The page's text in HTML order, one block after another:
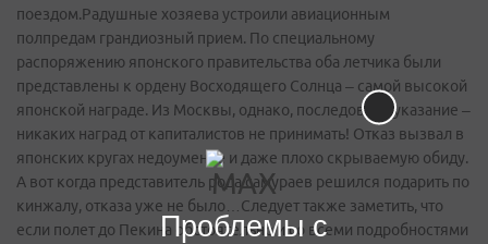
поездом.Радушные хозяева устроили авиационным
полпредам грандиозный прием. По специальному
распоряжению японского правительства оба летчика были
представлены к ордену Восходящего Солнца – самой высокой
японской награде. Из Москвы, однако, последовало указание –
никаких наград от капиталистов не принимать! Отказ вызвал в
японских кругах недоумение и даже плохо скрываемую обиду.
А вот когда представитель рода самураев решился подарить по
кинжалу, отказа уже не было…Следует также заметить, что
если полет до Пекина обстоятельно и со всеми подробностями
Проблемы с